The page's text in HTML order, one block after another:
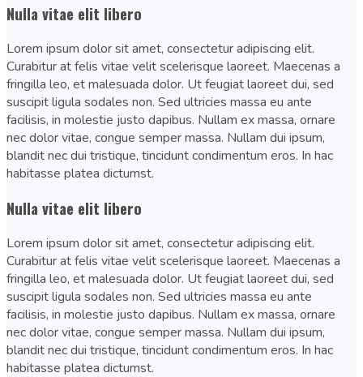
Nulla vitae elit libero
Lorem ipsum dolor sit amet, consectetur adipiscing elit.
Curabitur at felis vitae velit scelerisque laoreet. Maecenas a
fringilla leo, et malesuada dolor. Ut feugiat laoreet dui, sed
suscipit ligula sodales non. Sed ultricies massa eu ante
facilisis, in molestie justo dapibus. Nullam ex massa, ornare
nec dolor vitae, congue semper massa. Nullam dui ipsum,
blandit nec dui tristique, tincidunt condimentum eros. In hac
habitasse platea dictumst.
Nulla vitae elit libero
Lorem ipsum dolor sit amet, consectetur adipiscing elit.
Curabitur at felis vitae velit scelerisque laoreet. Maecenas a
fringilla leo, et malesuada dolor. Ut feugiat laoreet dui, sed
suscipit ligula sodales non. Sed ultricies massa eu ante
facilisis, in molestie justo dapibus. Nullam ex massa, ornare
nec dolor vitae, congue semper massa. Nullam dui ipsum,
blandit nec dui tristique, tincidunt condimentum eros. In hac
habitasse platea dictumst.